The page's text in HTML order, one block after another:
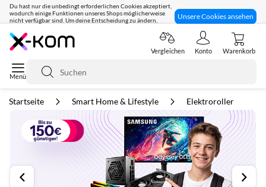
Du hast nur die unbedingt erforderlichen Cookies akzeptiert,
wodurch einige Funktionen unseres Shops möglicherweise
nicht verfügbar sind. Um deine Entscheidung zu ändern,
Unsere Cookies ansehen
Seit 8 Jahren für dich da!
Suche
Vergleichen Konto Warenkorb
Startseite Smart Home & Lifestyle Elektroroller